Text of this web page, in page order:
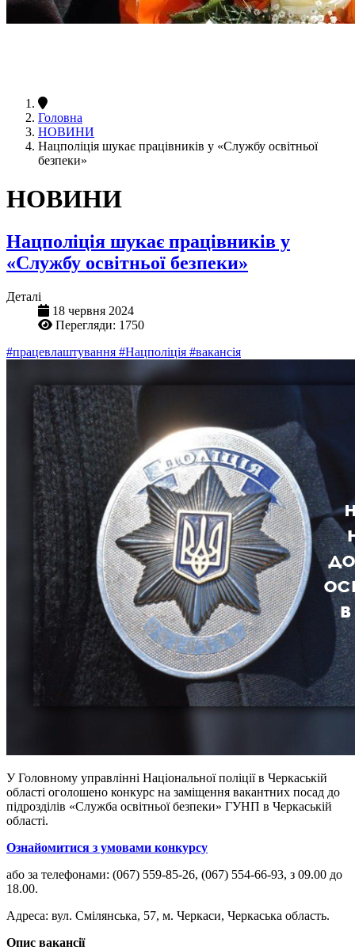
Головна
НОВИНИ
Нацполіція шукає працівників у «Службу освітньої
безпеки»
НОВИНИ
Нацполіція шукає працівників у
«Службу освітньої безпеки»
Деталі
18 червня 2024
Перегляди: 1750
#працевлаштування #Нацполіція #вакансія
У Головному управлінні Національної поліції в Черкаській
області оголошено конкурс на заміщення вакантних посад до
підрозділів «Служба освітньої безпеки» ГУНП в Черкаській
області.
Ознайомитися з умовами конкурсу
або за телефонами: (067) 559-85-26, (067) 554-66-93, з 09.00 до
18.00.
Адреса: вул. Смілянська, 57, м. Черкаси, Черкаська область.
Опис вакансії